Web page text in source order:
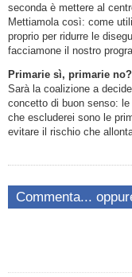
seconda è mettere al
Mettiamola così: come
proprio per ridurre le
facciamone il nostro
Primarie sì, primarie no?
Sarà la coalizione a
concetto di buon senso:
che escluderei sono le
evitare il rischio che
Commenta...